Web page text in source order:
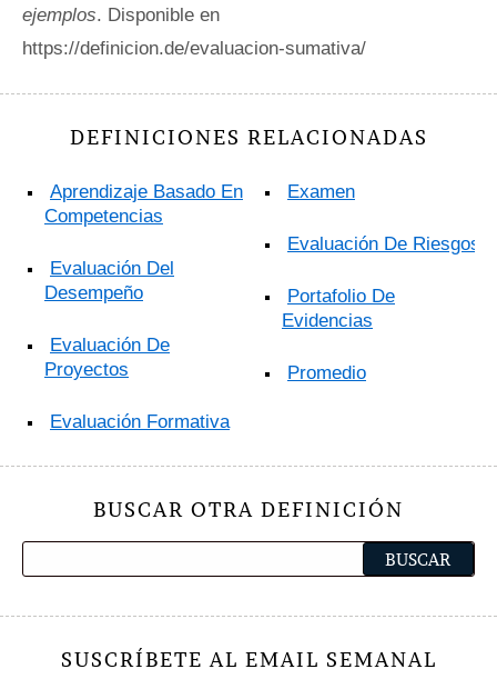
ejemplos. Disponible en
https://definicion.de/evaluacion-sumativa/
DEFINICIONES RELACIONADAS
Aprendizaje Basado En
Competencias
Evaluación Del
Desempeño
Evaluación De
Proyectos
Evaluación Formativa
Examen
Evaluación De Riesgos
Portafolio De
Evidencias
Promedio
BUSCAR OTRA DEFINICIÓN
SUSCRÍBETE AL EMAIL SEMANAL